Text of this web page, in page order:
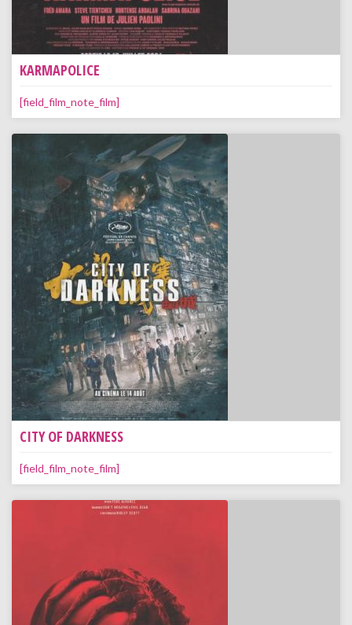
KARMAPOLICE
[field_film_note_film]
CITY OF DARKNESS
[field_film_note_film]